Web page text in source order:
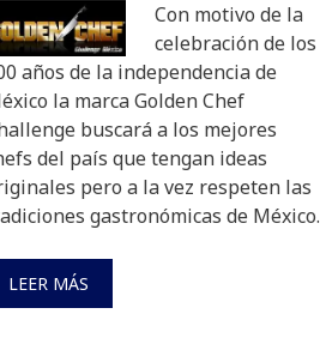
Con motivo de la
celebración de los
años de la independencia de
la marca Golden Chef
buscará a los mejores
del país que tengan ideas
pero a la vez respeten las
gastronómicas de México.
LEER MÁS